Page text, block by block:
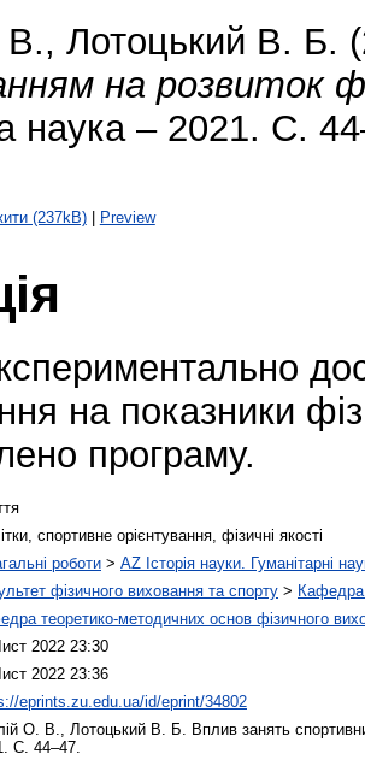
В., Лотоцький В. Б.
на розвиток
наука – 2021. С.
(237kB)| Preview
на показники
програму.
спортивне орієнтування, фізичні якості
роботи > AZ Історія науки. Гуманітарні
фізичного виховання та спорту > Кафедра
теоретико-методичних основ фізичного
2022 23:30
2022 23:36
eprints.zu.edu.ua/id/eprint/34802
О. В. Лотоцький В. Б.
Вплив занять
С. 44–47.